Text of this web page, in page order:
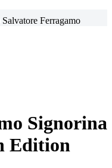
Ferragamo
Signorina
Edition